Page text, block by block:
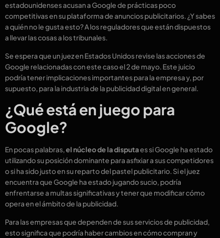
estadounidenses acusan a Google de prácticas poco
competitivas en su plataforma de anuncios publicitarios. ¿Y sabes
a quién no le gusta esto? A los reguladores que están dispuestos
a llevar las cosas a los tribunales.
Se espera que un juez en Estados Unidos revise las acciones de
Google relacionadas con este caso el 2 de mayo. Este juicio
podría tener implicaciones importantes para la empresa y, por
supuesto, para la industria de la publicidad digital en general.
¿Qué está en juego para
Google?
En pocas palabras,el núcleo de la disputaes si Google ha estado
utilizando su posición dominante para asfixiar a sus competidores
o si ha sido justo en su reparto del pastel publicitario. Si el juez
encuentra que Google ha estado jugando sucio, podría
enfrentarse a multas significativas y tener que modificar cómo
opera en el ámbito de la publicidad.
Para las empresas que dependen de sus servicios de publicidad,
esto significa que podría haber cambios en cómo compran y